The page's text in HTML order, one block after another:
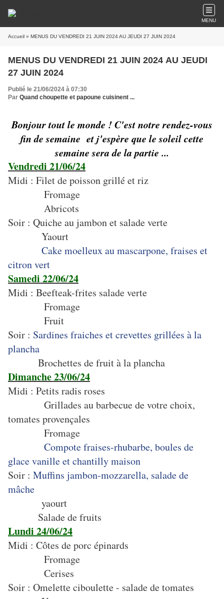
MENU
Accueil » MENUS DU VENDREDI 21 JUIN 2024 AU JEUDI 27 JUIN 2024
MENUS DU VENDREDI 21 JUIN 2024 AU JEUDI
27 JUIN 2024
Publié le 21/06/2024 à 07:30
Par Quand choupette et papoune cuisinent ...
Bonjour tout le monde ! C'est notre rendez-vous
fin de semaine et j'espère que le soleil cette
semaine sera de la partie ...
Vendredi 21/06/24
Midi : Filet de poisson grillé et riz
Fromage
Abricots
Soir : Quiche au jambon et salade verte
Yaourt
Cake moelleux au mascarpone, fraises et
citron vert
Samedi 22/06/24
Midi : Beefteak-frites salade verte
Fromage
Fruit
Soir : Sardines fraiches et crevettes grillées à la
plancha
Brochettes de fruit à la plancha
Dimanche 23/06/24
Midi : Petits radis roses
Grillades au barbecue de votre choix,
tomates provençales
Fromage
Compote fraises-rhubarbe, boules de
glace vanille et chantilly maison
Soir : Muffins jambon-mozzarella, salade de
mâche
yaourt
Salade de fruits
Lundi 24/06/24
Midi : Côtes de porc épinards
Fromage
Cerises
Soir : Omelette ciboulette - salade de tomates